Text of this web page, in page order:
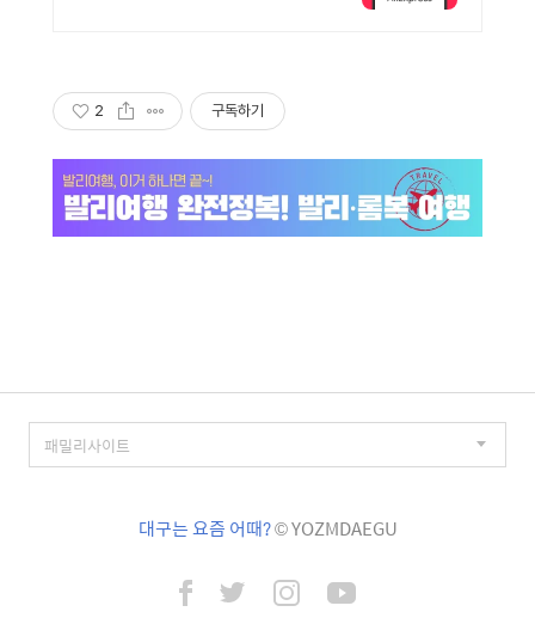
2 구독하기
대구는 요즘 어때?© YOZMDAEGU